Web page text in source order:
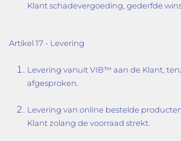
Klant schadevergoeding, gederfde
Artikel 17 - Levering
Levering vanuit VIB™ aan de Klant,
afgesproken.
Levering van online bestelde
Klant zolang de voorraad strekt.